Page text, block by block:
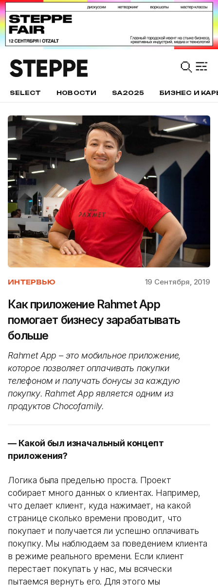
SELECT НОВОСТИ SA2025 БИЗНЕС И
ИНТЕРВЬЮ 19 Сентября, 2019
Как приложение Rahmet App
помогает бизнесу зарабатывать
больше
Rahmet App – это мобильное приложение,
которое позволяет оплачивать покупки
телефоном и получать бонусы за каждую
покупку. Rahmet App является одним из
продуктов Chocofamily.
— Какой был изначальный концепт
приложения?
Логика была предельно проста. Проект
собирает много данных о клиентах. Например,
что делает клиент, куда нажимает, на какой
странице сколько времени проводит, что
покупает и получается ли успешно оплачивать
покупку. Мы наблюдаем за поведением клиента
в режиме реального времени. Если клиент
перестает покупать у нас, мы всячески
пытаемся вернуть его. Для этого мы